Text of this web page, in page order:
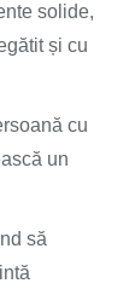
solide,
și cu
cu
un
să